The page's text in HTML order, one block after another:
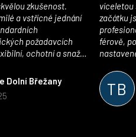
Dolní Břežany
obchodu je 5 z 5 hvězdiček.
zkušenost.
a vstřícné jednání
požadavcích
ochotní a snaží
potřebám
TB
víceletou
začátku
férově,
velmi
který je